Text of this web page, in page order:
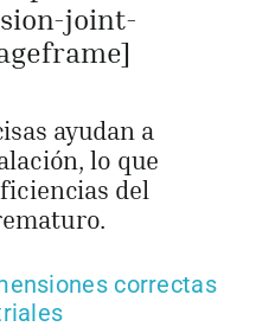
joint-
ayudan a
lo que
del
correctas